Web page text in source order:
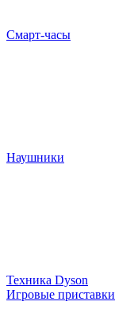
Смарт-часы
Наушники
Техника Dyson
Игровые приставки